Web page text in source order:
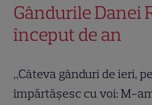
Gândurile Danei
început de an
„Câteva gânduri de ieri,
împărtășesc cu voi: M-